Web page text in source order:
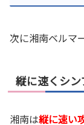
次に湘南ベルマ
縦に速くシ
湘南は縦に速い